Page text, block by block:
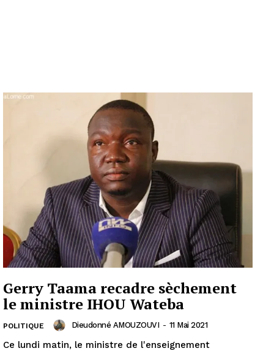
Gerry Taama recadre sèchement
le ministre IHOU Wateba
POLITIQUE Dieudonné AMOUZOUVI - 11 Mai 2021
Ce lundi matin, le ministre de l'enseignement